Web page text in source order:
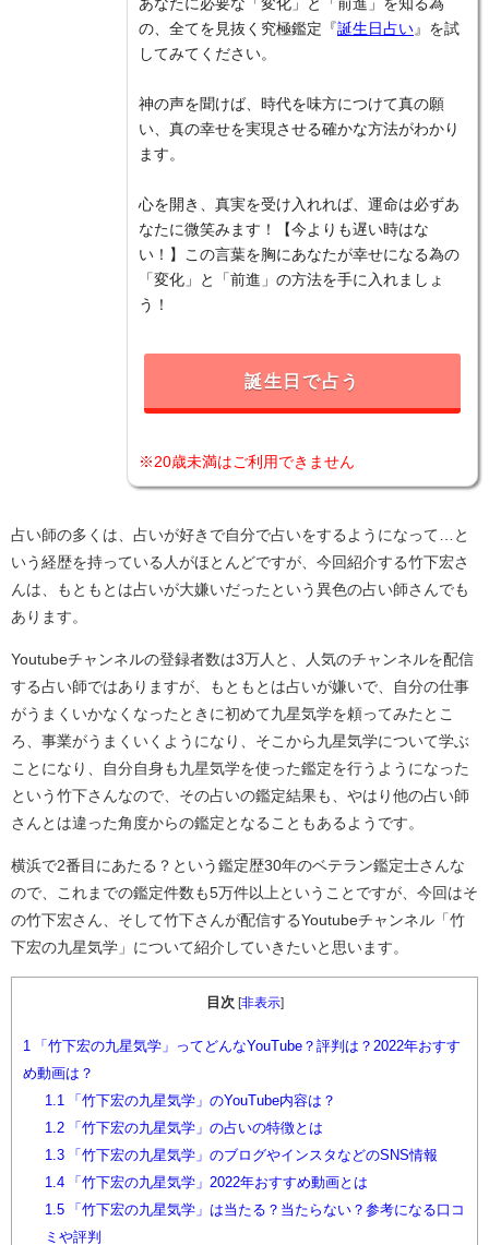
あなたに必要な「変化」と「前進」を知る為
の、全てを見抜く究極鑑定『誕生日占い 』を試
してみてください。
神の声を聞けば、時代を味方につけて真の願
い、真の幸せを実現させる確かな方法がわかり
ます。
心を開き、真実を受け入れれば、運命は必ずあ
なたに微笑みます！【今よりも遅い時はな
い！】この言葉を胸にあなたが幸せになる為の
「変化」と「前進」の方法を手に入れましょ
う！
誕生日で占う
※20歳未満はご利用できません
占い師の多くは、占いが好きで自分で占いをするようになって…と
いう経歴を持っている人がほとんどですが、今回紹介する竹下宏さ
んは、もともとは占いが大嫌いだったという異色の占い師さんでも
あります。
Youtubeチャンネルの登録者数は3万人と、人気のチャンネルを配信
する占い師ではありますが、もともとは占いが嫌いで、自分の仕事
がうまくいかなくなったときに初めて九星気学を頼ってみたとこ
ろ、事業がうまくいくようになり、そこから九星気学について学ぶ
ことになり、自分自身も九星気学を使った鑑定を行うようになった
という竹下さんなので、その占いの鑑定結果も、やはり他の占い師
さんとは違った角度からの鑑定となることもあるようです。
横浜で2番目にあたる？という鑑定歴30年のベテラン鑑定士さんな
ので、これまでの鑑定件数も5万件以上ということですが、今回はそ
の竹下宏さん、そして竹下さんが配信するYoutubeチャンネル「竹
下宏の九星気学」について紹介していきたいと思います。
目次 非表示]
1
「竹下宏の九星気学」ってどんなYouTube？評判は？2022年おすす
め動画は？
1.1
「竹下宏の九星気学」のYouTube内容は？
1.2「竹下宏の九星気学」の占いの特徴とは
1.3「竹下宏の九星気学」のブログやインスタなどのSNS情報
1.4「竹下宏の九星気学」2022年おすすめ動画とは
1.5「竹下宏の九星気学」は当たる？当たらない？参考になる口コ
ミや評判